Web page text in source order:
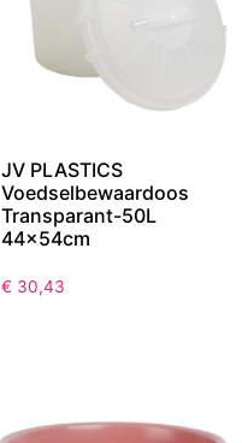
JV PLASTICS
Voedselbewaardoos
Transparant-50L
44x54cm
€ 30,43